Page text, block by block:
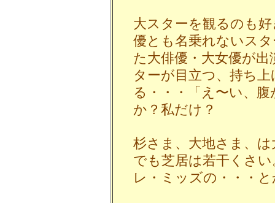
大スターを観るのも
優とも名乗れないス
た大俳優・大女優が
ターが目立つ、持ち
る・・・「え〜い、
か？私だけ？
杉さま、大地さま、
でも芝居は若干くさ
レ・ミッズの・・・